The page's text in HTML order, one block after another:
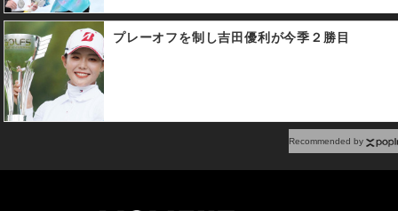
プレーオフを制し吉田優利が今季２勝目
Recommended by